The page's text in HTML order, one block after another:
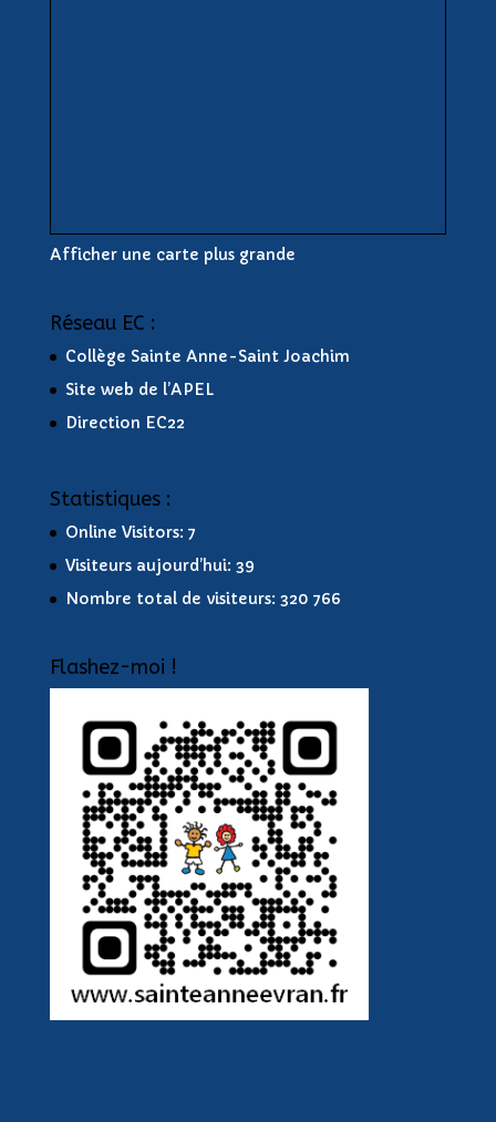
Afficher une carte plus grande
Réseau EC :
Collège Sainte Anne-Saint Joachim
Site web de l’APEL
Direction EC22
Statistiques :
Online Visitors: 7
Visiteurs aujourd’hui: 39
Nombre total de visiteurs: 320 766
Flashez-moi !